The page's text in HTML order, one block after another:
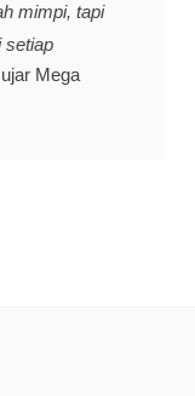
mimpi, tapi
setiap
Mega